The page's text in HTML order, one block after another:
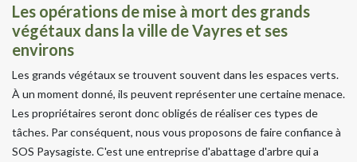
Les opérations de mise à mort des grands
végétaux dans la ville de Vayres et ses
environs
Les grands végétaux se trouvent souvent dans les espaces verts.
À un moment donné, ils peuvent représenter une certaine menace.
Les propriétaires seront donc obligés de réaliser ces types de
tâches. Par conséquent, nous vous proposons de faire confiance à
SOS Paysagiste. C'est une entreprise d'abattage d'arbre qui a